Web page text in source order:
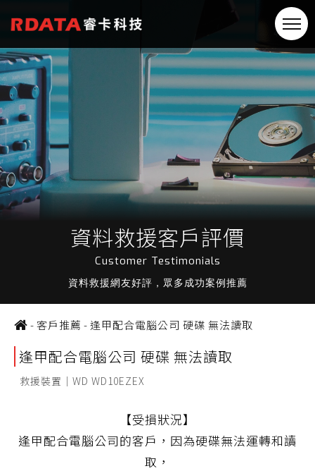
資料救援客戶評價
Customer Testimonials
資料救援網友好評，眾多成功案例推薦
-客戶推薦 -逢甲配合電腦公司 硬碟 無法讀取
逢甲配合電腦公司 硬碟 無法讀取
救援裝置｜WD WD10EZEX
【受損狀況】
逢甲配合電腦公司的客戶，因為硬碟無法運轉和讀
取，